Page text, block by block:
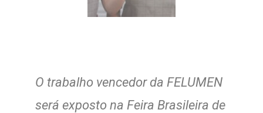
O trabalho vencedor da FELUMEN
será exposto na Feira Brasileira de